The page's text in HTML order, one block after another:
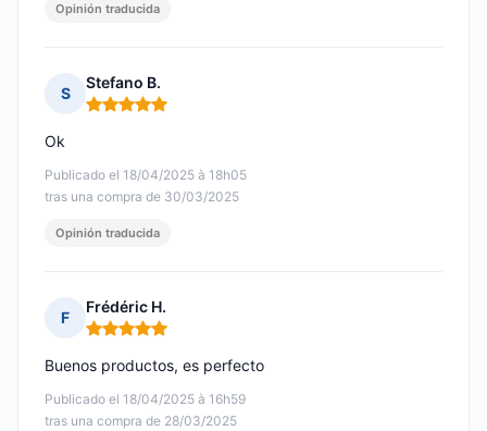
Opinión traducida
S
Stefano B.
Nota: 5 de 5
Publicado el 18/04/2025 à 18h05
tras una compra de 30/03/2025
Ok
Opinión traducida
F
Frédéric H.
Nota: 5 de 5
Publicado el 18/04/2025 à 16h59
tras una compra de 28/03/2025
Buenos productos, es perfecto